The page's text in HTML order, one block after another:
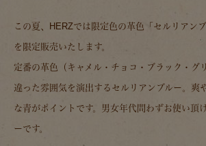
この夏、HERZでは限定色の革色「セルリアン
を限定販売いたします。
定番の革色（キャメル・チョコ・ブラック・グ
違った雰囲気を演出するセルリアンブルー。爽
な青がポイントです。男女年代問わずお使い頂
ーです。